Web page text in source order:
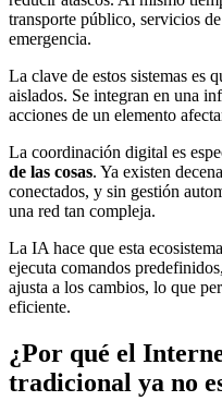
transporte público, servicios
emergencia.
La clave de estos sistemas es
aislados. Se integran en una
acciones de un elemento
La coordinación digital es
de las cosas. Ya existen
conectados, y sin gestión
una red tan compleja.
La IA hace que esta
ejecuta comandos
ajusta a los cambios, lo que
eficiente.
¿Por qué el
tradicional ya no